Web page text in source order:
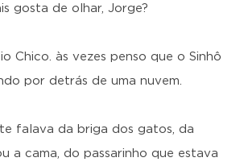
gosta de olhar, Jorge?
Chico. às vezes penso que o Sinhô
por detrás de uma nuvem.
falava da briga dos gatos, da
a cama, do passarinho que estava